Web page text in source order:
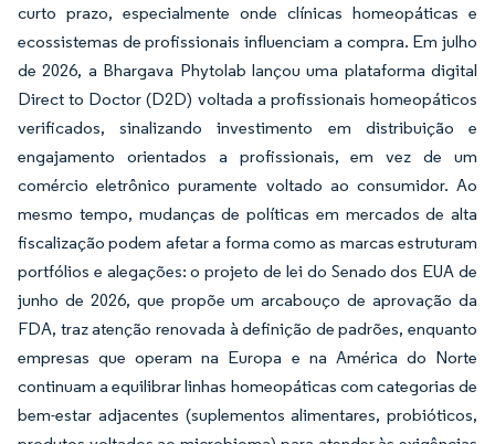
curto prazo, especialmente onde clínicas homeopáticas e
ecossistemas de profissionais influenciam a compra. Em julho
de 2026, a Bhargava Phytolab lançou uma plataforma digital
Direct to Doctor (D2D) voltada a profissionais homeopáticos
verificados, sinalizando investimento em distribuição e
engajamento orientados a profissionais, em vez de um
comércio eletrônico puramente voltado ao consumidor. Ao
mesmo tempo, mudanças de políticas em mercados de alta
fiscalização podem afetar a forma como as marcas estruturam
portfólios e alegações: o projeto de lei do Senado dos EUA de
junho de 2026, que propõe um arcabouço de aprovação da
FDA, traz atenção renovada à definição de padrões, enquanto
empresas que operam na Europa e na América do Norte
continuam a equilibrar linhas homeopáticas com categorias de
bem-estar adjacentes (suplementos alimentares, probióticos,